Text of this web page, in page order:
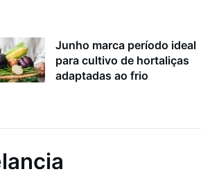
Junho marca período ideal
para cultivo de hortaliças
adaptadas ao frio